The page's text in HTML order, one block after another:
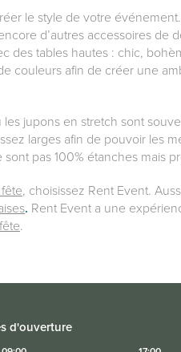
le style de votre
d’autres accessoires de
des tables hautes : chic,
couleurs afin de créer une
jupons en stretch sont
larges afin de pouvoir les
pas 100% étanches mais
, choisissez Rent Event.
. Rent Event a une
.
d'ouverture